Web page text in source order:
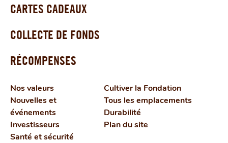
CARTES CADEAUX
COLLECTE DE FONDS
RÉCOMPENSES
Nos valeurs
Nouvelles et
événements
Investisseurs
Santé et sécurité
Cultiver la Fondation
Tous les emplacements
Durabilité
Plan du site